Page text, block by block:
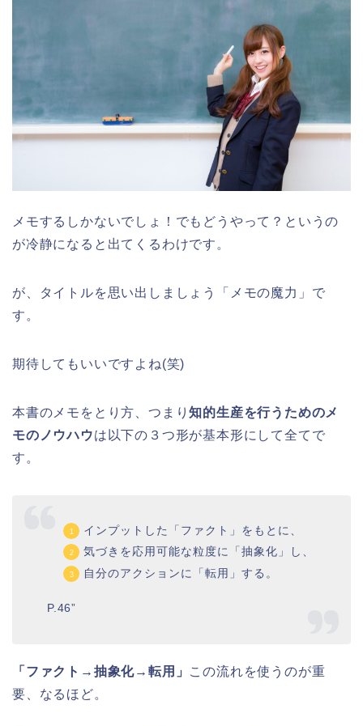
メモするしかないでしょ！でもどうやって？というの
が冷静になると出てくるわけです。
が、タイトルを思い出しましょう「メモの魔力」で
す。
期待してもいいですよね(笑)
本書のメモをとり方、つまり知的生産を行うためのメ
モのノウハウは以下の３つ形が基本形にして全てで
す。
インプットした「ファクト」をもとに、
気づきを応用可能な粒度に「抽象化」し、
自分のアクションに「転用」する。
P.46”
「ファクト→抽象化→転用」 この流れを使うのが重
要、なるほど。